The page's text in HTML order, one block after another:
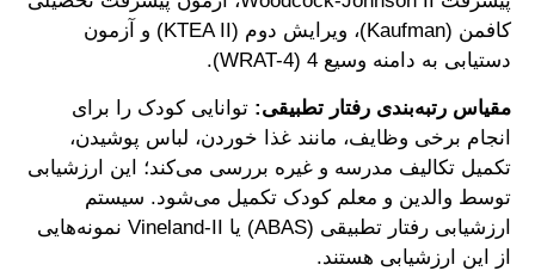
کافمن (Kaufman)، ویرایش دوم (KTEA II) و آزمون
دستیابی به دامنه وسیع 4 (WRAT-4).
مقیاس رتبه‌بندی رفتار تطبیقی: توانایی کودک را برای
انجام برخی وظایف، مانند غذا خوردن، لباس پوشیدن،
تکمیل تکالیف مدرسه و غیره بررسی می‌کند؛ این ارزشیابی
توسط والدین و معلم کودک تکمیل می‌شود. سیستم
ارزشیابی رفتار تطبیقی (ABAS) یا Vineland-II نمونه‌هایی
از این ارزشیابی هستند.